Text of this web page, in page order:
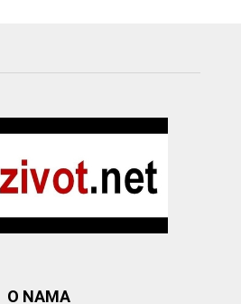
O NAMA